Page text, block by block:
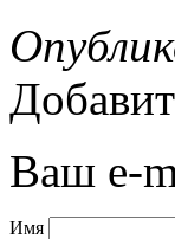
Ваш e-
Имя